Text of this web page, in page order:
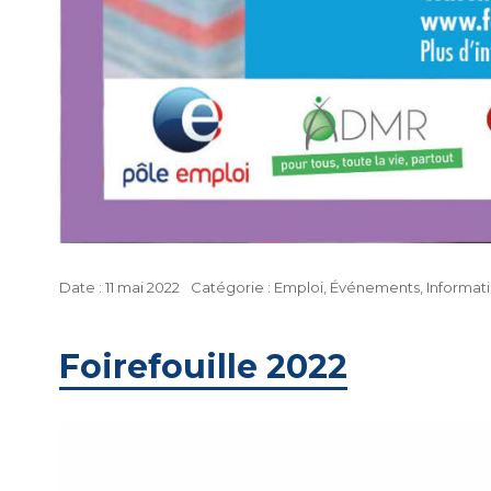
Publié
11 mai 2022 Catégories
Emploi, Événements,
Foirefouille 2022